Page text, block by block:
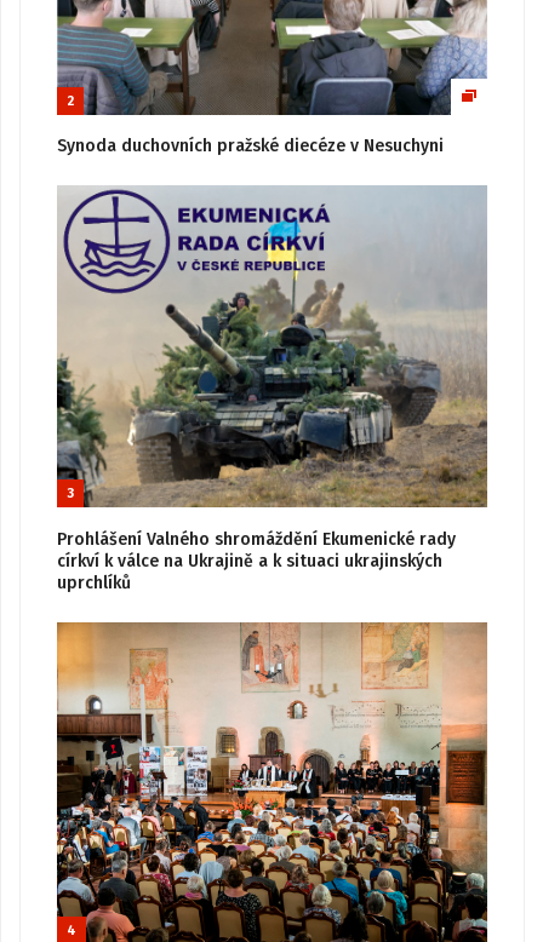
2
Synoda duchovních pražské diecéze v Nesuchyni
3
Prohlášení Valného shromáždění Ekumenické rady
církví k válce na Ukrajině a k situaci ukrajinských
uprchlíků
4